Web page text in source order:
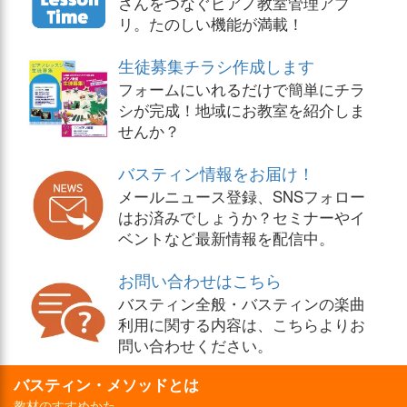
リ。たのしい機能が満載！
生徒募集チラシ作成します
フォームにいれるだけで簡単にチラ
シが完成！地域にお教室を紹介しま
せんか？
バスティン情報をお届け！
メールニュース登録、SNSフォロー
はお済みでしょうか？セミナーやイ
ベントなど最新情報を配信中。
お問い合わせはこちら
バスティン全般・バスティンの楽曲
利用に関する内容は、こちらよりお
問い合わせください。
バスティン・メソッドとは